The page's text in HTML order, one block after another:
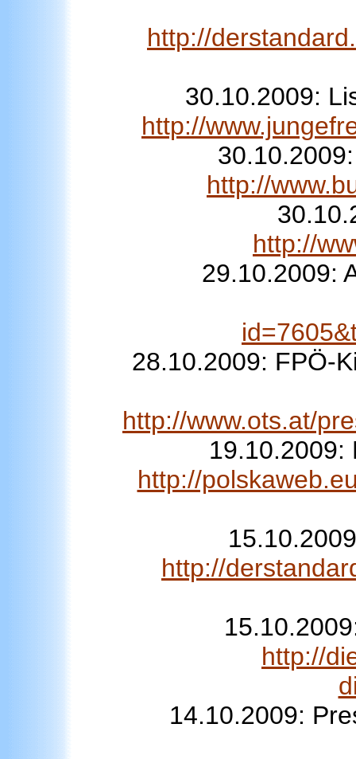
http://
30.10.2009:
http://
http://
http://
29.10.2009:
28.10.2009: FPÖ-
http://www.ots.at/
19.10.2009:
http://
http://
http://
14.10.2009: